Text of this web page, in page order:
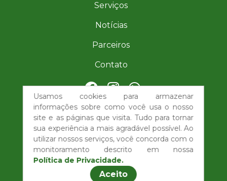
Usamos cookies para armazenar
informações sobre como você usa o nosso
site e as páginas que visita. Tudo para tornar
sua experiência a mais agradável possível. Ao
utilizar nossos serviços, você concorda com o
monitoramento descrito em nossa
Política de Privacidade.
Aceito
Serviços
Notícias
Parceiros
Contato
| (77) 98851-6276
imprensa@sindicatorurallemba.com